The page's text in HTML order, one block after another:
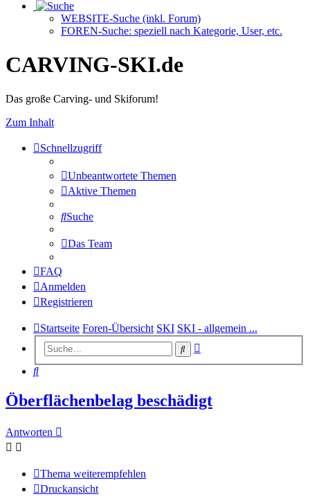
WEBSITE-Suche (inkl. Forum)
FOREN-Suche: speziell nach Kategorie, User, etc.
CARVING-SKI.de
Das große Carving- und Skiforum!
Zum Inhalt
Schnellzugriff
Unbeantwortete Themen
Aktive Themen
Suche
Das Team
FAQ
Anmelden
Registrieren
Startseite Foren-Übersicht SKI SKI - allgemein ...
Suche
Suche
Öberflächenbelag beschädigt
Antworten
Thema weiterempfehlen
Druckansicht